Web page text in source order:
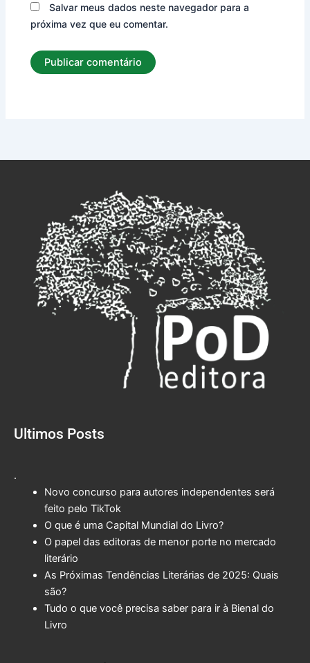
Salvar meus dados neste navegador para a
próxima vez que eu comentar.
Ultimos Posts
.
Novo concurso para autores independentes será
feito pelo TikTok
O que é uma Capital Mundial do Livro?
O papel das editoras de menor porte no mercado
literário
As Próximas Tendências Literárias de 2025: Quais
são?
Tudo o que você precisa saber para ir à Bienal do
Livro